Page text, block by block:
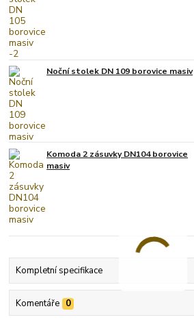
Noční stolek DN 109 borovice masiv
Komoda 2 zásuvky DN104 borovice
masiv
Kompletní specifikace
Komentáře 0